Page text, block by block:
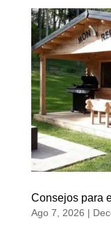
Consejos para
Ago 7, 2026 |